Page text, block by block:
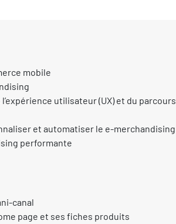
mobile
utilisateur (UX) et du parcours
et automatiser le e-merchandising
performante
canal
page et ses fiches produits